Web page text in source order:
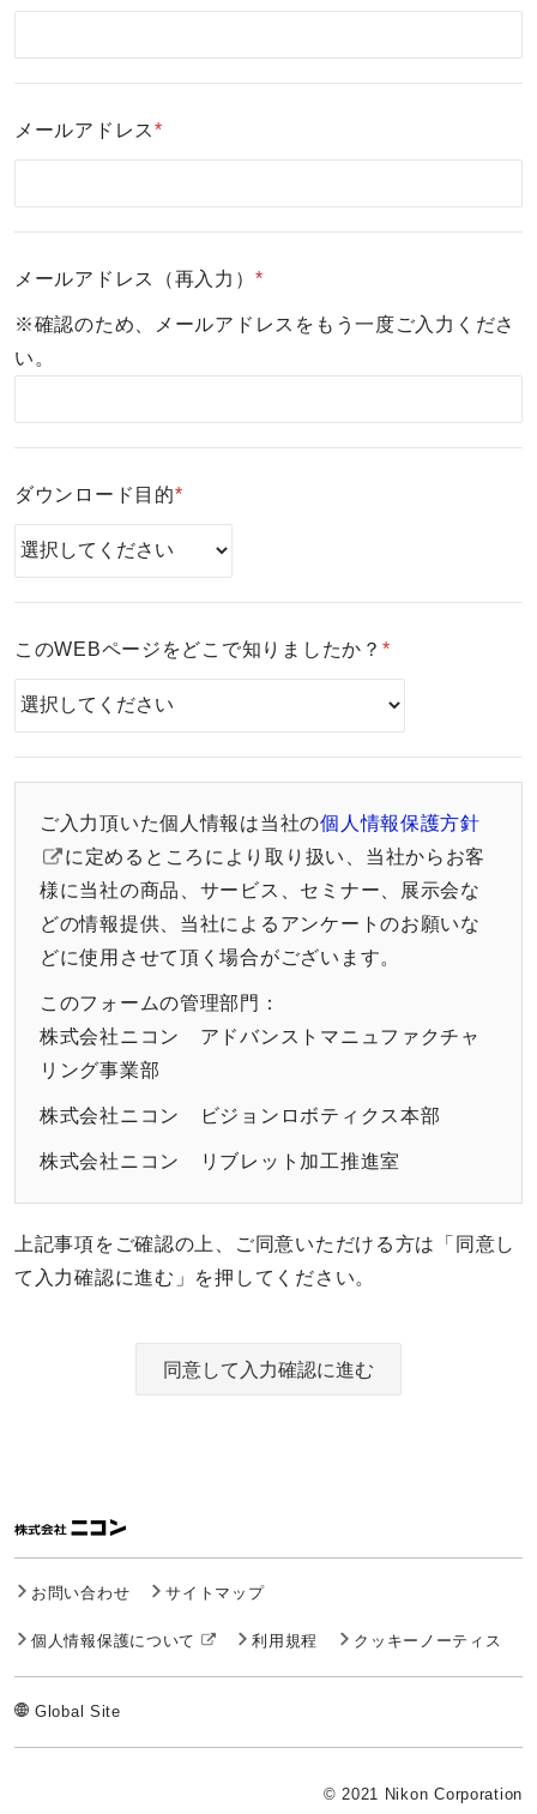
メールアドレス*
メールアドレス（再入力） *
※確認のため、メールアドレスをもう一度ご入力くださ
い。
ダウンロード目的*
このWEBページをどこで知りましたか？ *
ご入力頂いた個人情報は当社の個人情報保護方針
に定めるところにより取り扱い、当社からお客
様に当社の商品、サービス、セミナー、展示会な
どの情報提供、当社によるアンケートのお願いな
どに使用させて頂く場合がございます。
このフォームの管理部門：
株式会社ニコン アドバンストマニュファクチャ
リング事業部
株式会社ニコン ビジョンロボティクス本部
株式会社ニコン リブレット加工推進室
上記事項をご確認の上、ご同意いただける方は「同意し
て入力確認に進む」を押してください。
同意して入力確認に進む
お問い合わせ サイトマップ
個人情報保護について 利用規程 クッキーノーティス
Global Site
© 2021 Nikon Corporation